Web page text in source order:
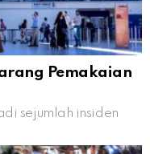
Pemakaian
sejumlah insiden